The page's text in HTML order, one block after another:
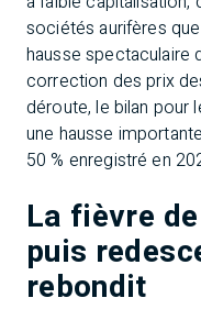
sociétés aurifères
hausse spectaculaire
correction des prix
déroute, le bilan pour
une hausse
50 % enregistré en
La fièvre
puis
rebondit